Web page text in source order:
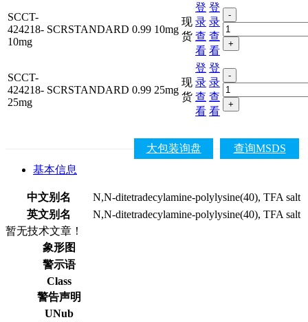
SCCT-
424218-
10mg
SCRSTANDARD 0.99 10mg
现
货
登
录
查
看
登
录
查
看
-
+
SCCT-
424218-
25mg
SCRSTANDARD 0.99 25mg
现
货
登
录
查
看
登
录
查
看
-
+
查询MSDS
大包装询盘
基本信息
中文别名
N,N-ditetradecylamine-polylysine(40), TFA salt
英文别名
N,N-ditetradecylamine-polylysine(40), TFA salt
暂无技术文章！
象形图
警示语
Class
警告声明
UNub